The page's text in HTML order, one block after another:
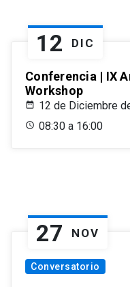
12 DIC
Conferencia | IX
Workshop
12 de Diciembre
08:30 a 16:00
27 NOV
Conversatorio